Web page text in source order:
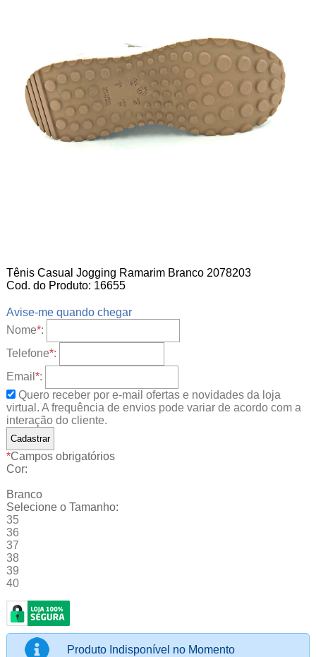
Tênis Casual Jogging Ramarim Branco 2078203
Cod. do Produto: 16655
Avise-me quando chegar
Nome*:
Telefone*:
Email *:
Quero receber por e-mail ofertas e novidades da loja
virtual. A frequência de envios pode variar de acordo com a
interação do cliente.
*Campos obrigatórios
Cor:
Branco
Selecione o Tamanho:
35
36
37
38
39
40
Produto Indisponível no Momento